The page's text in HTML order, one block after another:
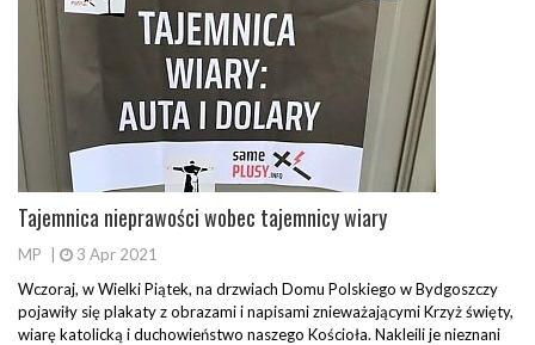
Tajemnica nieprawości wobec tajemnicy wiary
MP
3 Apr 2021
Wczoraj, w Wielki Piątek, na drzwiach Domu Polskiego w Bydgoszczy
pojawiły się plakaty z obrazami i napisami znieważającymi Krzyż święty,
wiarę katolicką i duchowieństwo naszego Kościoła. Nakleili je nieznani